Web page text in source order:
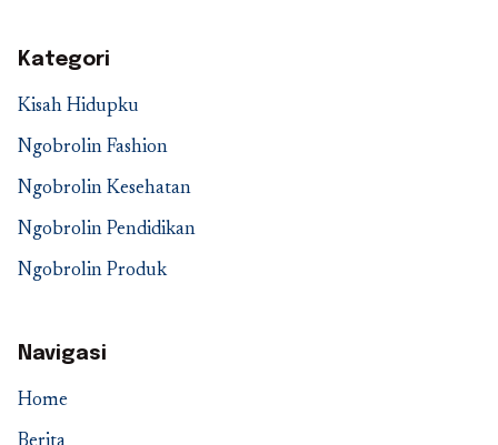
Kategori
Kisah Hidupku
Ngobrolin Fashion
Ngobrolin Kesehatan
Ngobrolin Pendidikan
Ngobrolin Produk
Navigasi
Home